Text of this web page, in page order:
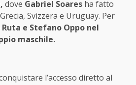
dove Gabriel Soares ha fatto
Svizzera e Uruguay. Per
e Stefano Oppo nel
maschile.
l’accesso diretto al